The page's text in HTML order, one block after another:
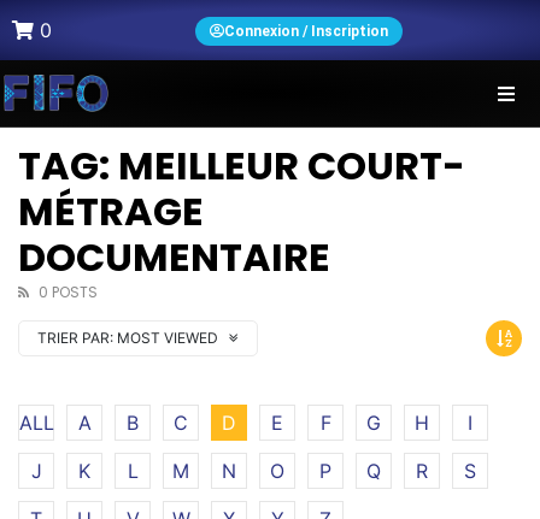
0 Connexion / Inscription
TAG: MEILLEUR COURT-
MÉTRAGE
DOCUMENTAIRE
0 POSTS
TRIER PAR: MOST VIEWED
ALL A B C D E F G H
I
J
K L M N O P Q R
S